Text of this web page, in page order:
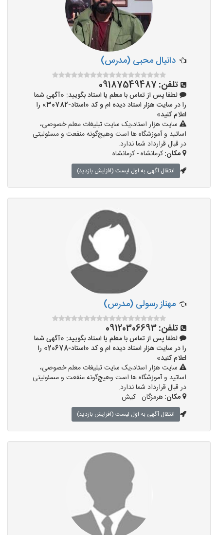
دانیال محبی (مدرس)
تلفن: 09187549487
لطفا پس از تماس با معلم یا استاد بگویید: «آگهی شما
را در سایت هزار استاد دیده ام و کد «استاد-30782» را
اعلام کنید»
سایت هزار استاد،یک سایت تبلیغات معلم خصوصی،
اساتید و آموزشگاه ها است وهیچ‌گونه منفعت و مسئولیتی
در قبال قرارداد شما ندارد.
مکان:کرمانشاه - کرمانشاه
انتقال آگهی به اول لیست (افزایش بازدید)
مهناز رسولی (مدرس)
تلفن:09120306693
لطفا پس از تماس با معلم یا استاد بگویید: «آگهی شما
را در سایت هزار استاد دیده ام و کد «استاد-20678» را
اعلام کنید»
سایت هزار استاد،یک سایت تبلیغات معلم خصوصی،
اساتید و آموزشگاه ها است وهیچ‌گونه منفعت و مسئولیتی
در قبال قرارداد شما ندارد.
مکان:هرمزگان - کیش
انتقال آگهی به اول لیست (افزایش بازدید)